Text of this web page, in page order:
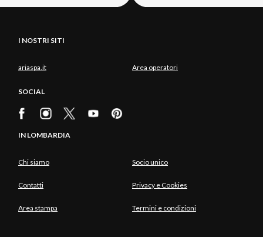
I NOSTRI SITI
ariaspa.it Area operatori
SOCIAL
IN LOMBARDIA
Chi siamo Socio unico
Contatti Privacy e Cookies
Area stampa Termini e condizioni